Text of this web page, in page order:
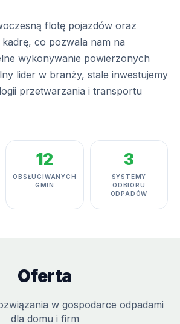
flotę pojazdów oraz
co pozwala nam na
wykonywanie powierzonych
lider w branży, stale inwestujemy
przetwarzania i transportu
12
OBSŁUGIWANYCH
GMIN
3
SYSTEMY
ODBIORU
ODPADÓW
Oferta
w gospodarce odpadami
dla domu i firm